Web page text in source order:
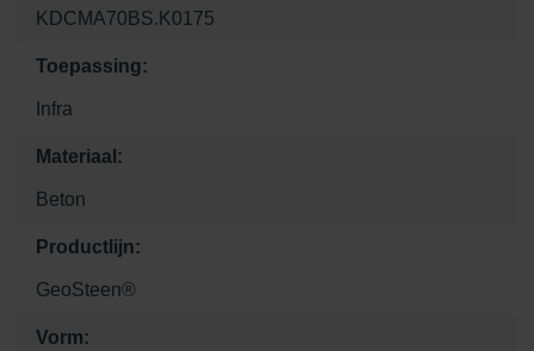
KDCMA70BS.K0175
Toepassing:
Infra
Materiaal:
Beton
Productlijn:
GeoSteen®
Vorm: